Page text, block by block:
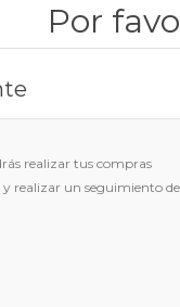
Por
realizar tus compras
y realizar un seguimiento de